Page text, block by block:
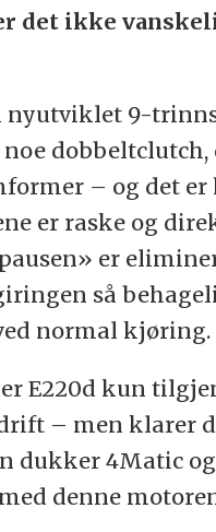
det ikke
nyutviklet 9-
dobbeltclutch,
– og det er
er raske og
er
så
normal kjøring.
E220d kun
– men klarer
dukker 4Matic
denne